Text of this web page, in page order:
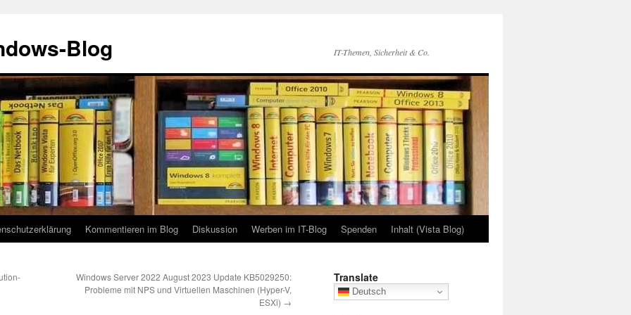
Blog IT-Themen, Sicherheit & Co.
Kommentieren im Blog Diskussion Werben im IT-Blog Spenden Inhalt (Vista Blog)
Windows Server 2022 August 2023 Update KB5029250:
Probleme mit NPS und Virtuellen Maschinen (Hyper-V,
ESXi) →
Translate
Deutsch